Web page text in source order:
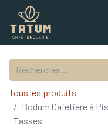
Tous les produits
Bodum Cafetière à
Tasses